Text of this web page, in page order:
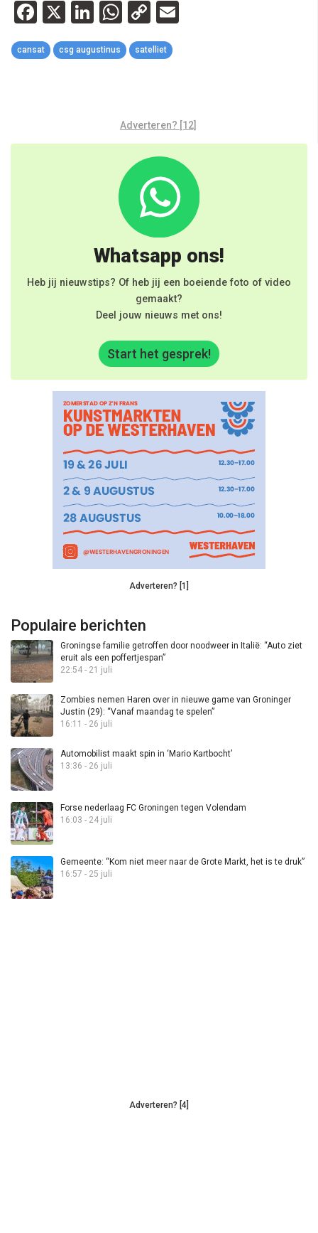
Facebook
X LinkedIn
WhatsApp
Copy
Link
cansat csg augustinus satelliet
Adverteren? [12]
Whatsapp ons!
Heb jij nieuwstips? Of heb jij een boeiende foto of video
gemaakt?
Deel jouw nieuws met ons!
Start het gesprek!
Adverteren? [1]
Populaire berichten
Groningse familie getroffen door noodweer in Italië: “Auto ziet
eruit als een poffertjespan”
22:54 - 21 juli
Zombies nemen Haren over in nieuwe game van Groninger
Justin (29): “Vanaf maandag te spelen”
16:11 - 26 juli
Automobilist maakt spin in ‘Mario Kartbocht’
13:36 - 26 juli
Forse nederlaag FC Groningen tegen Volendam
16:03 - 24 juli
Gemeente: “Kom niet meer naar de Grote Markt, het is te druk”
16:57 - 25 juli
Adverteren? [4]